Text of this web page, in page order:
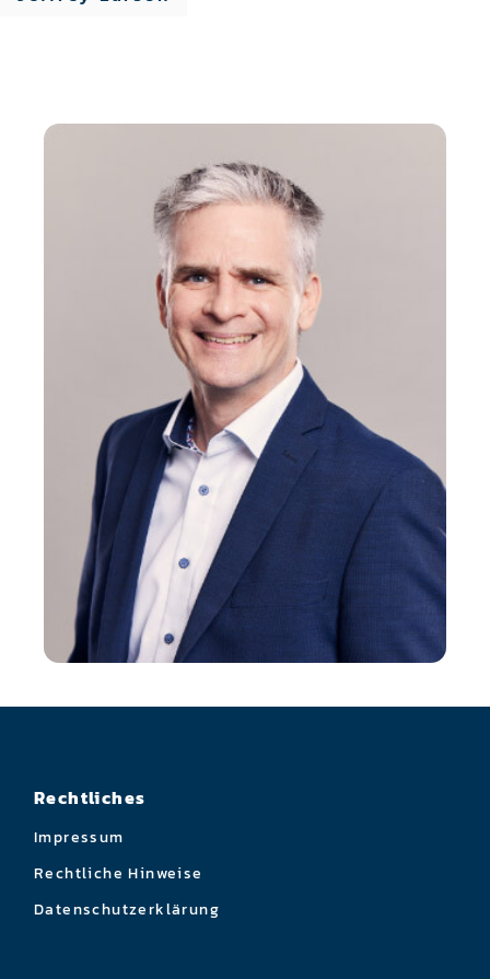
Rechtliches
Impressum
Rechtliche Hinweise
Datenschutzerklärung